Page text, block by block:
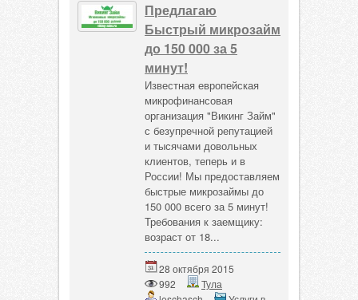
Предлагаю
Быстрый микрозайм
до 150 000 за 5
минут!
Известная европейская
микрофинансовая
организация "Викинг Займ"
с безупречной репутацией
и тысячами довольных
клиентов, теперь и в
России! Мы предоставляем
быстрые микрозаймы до
150 000 всего за 5 минут!
Требования к заемщику:
возраст от 18...
28 октября 2015
992
Тула